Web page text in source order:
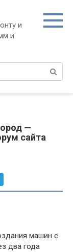
и
и
—
сайта
машин с
два года